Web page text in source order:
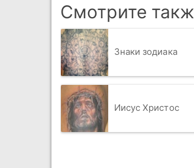
Смотрите
Знаки зодиака
Иисус Христос